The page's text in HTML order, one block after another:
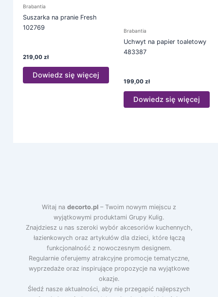
Brabantia
Suszarka na pranie Fresh
102769
219,00 zł
Dowiedz się więcej
Brabantia
Uchwyt na papier toaletowy
483387
199,00 zł
Dowiedz się więcej
Witaj na decorto.pl – Twoim nowym miejscu z
wyjątkowymi produktami Grupy Kulig.
Znajdziesz u nas szeroki wybór akcesoriów kuchennych,
łazienkowych oraz artykułów dla dzieci, które łączą
funkcjonalność z nowoczesnym designem.
Regularnie oferujemy atrakcyjne promocje tematyczne,
wyprzedaże oraz inspirujące propozycje na wyjątkowe
okazje.
Śledź nasze aktualności, aby nie przegapić najlepszych